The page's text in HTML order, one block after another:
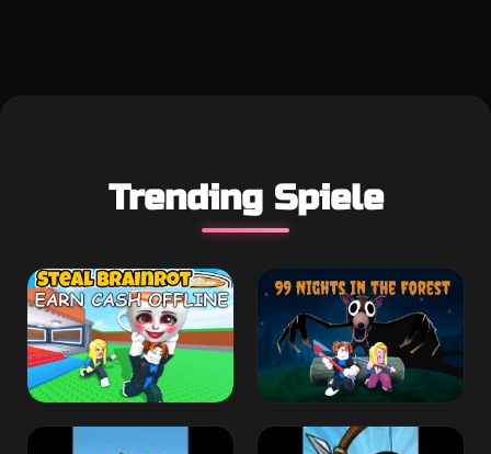
Trending Spiele